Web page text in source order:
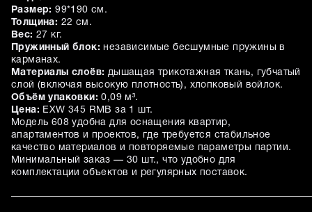
Размер: 99*190 см.
Толщина: 22 см.
Вес: 27 кг.
Пружинный блок: независимые бесшумные пружины в
карманах.
Материалы слоёв: дышащая трикотажная ткань, губчатый
слой (включая высокую плотность), хлопковый войлок.
Объём упаковки: 0,09 м³.
Цена: EXW 345 RMB за 1 шт.
Модель 608 удобна для оснащения квартир,
апартаментов и проектов, где требуется стабильное
качество материалов и повторяемые параметры партии.
Минимальный заказ — 30 шт., что удобно для
комплектации объектов и регулярных поставок.